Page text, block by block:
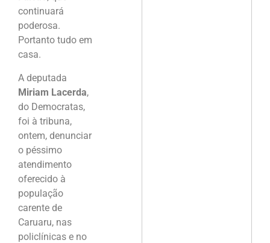
continuará
poderosa.
Portanto tudo em
casa.
A deputada
Miriam Lacerda,
do Democratas,
foi à tribuna,
ontem, denunciar
o péssimo
atendimento
oferecido à
população
carente de
Caruaru, nas
policlínicas e no